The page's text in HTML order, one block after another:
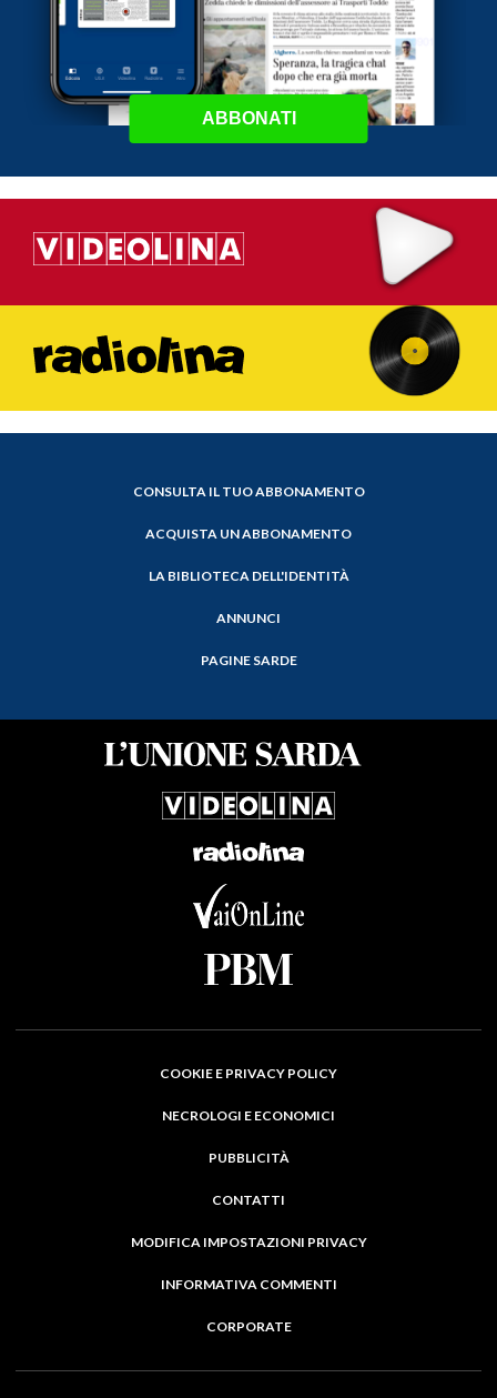
ABBONATI
CONSULTA IL TUO ABBONAMENTO
ACQUISTA UN ABBONAMENTO
LA BIBLIOTECA DELL'IDENTITÀ
ANNUNCI
PAGINE SARDE
COOKIE E PRIVACY POLICY
NECROLOGI E ECONOMICI
PUBBLICITÀ
CONTATTI
MODIFICA IMPOSTAZIONI PRIVACY
INFORMATIVA COMMENTI
CORPORATE